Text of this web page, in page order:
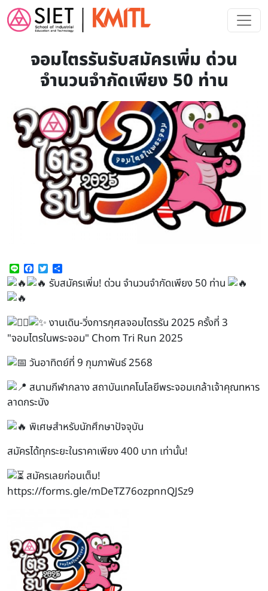
Skip to main content
จอมไตรรันรับสมัครเพิ่ม ด่วน
จำนวนจำกัดเพียง 50 ท่าน
Line Facebook
Twitter
รับสมัครเพิ่ม! ด่วน จำนวนจำกัดเพียง 50 ท่าน
งานเดิน-วิ่งการกุศลจอมไตรรัน 2025 ครั้งที่ 3
"จอมไตรในพระจอม" Chom Tri Run 2025
วันอาทิตย์ที่ 9 กุมภาพันธ์ 2568
สนามกีฬากลาง สถาบันเทคโนโลยีพระจอมเกล้าเจ้าคุณทหาร
ลาดกระบัง
พิเศษสำหรับนักศึกษาปัจจุบัน
สมัครได้ทุกระยะในราคาเพียง 400 บาท เท่านั้น!
สมัครเลยก่อนเต็ม!
https://forms.gle/mDeTZ76ozpnnQJSz9